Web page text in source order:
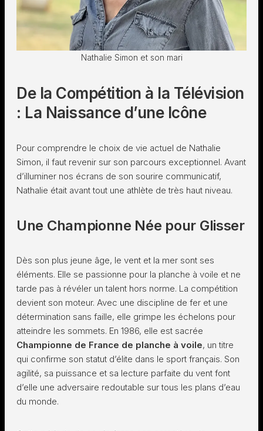
Nathalie Simon et son mari
De la Compétition à la Télévision
: La Naissance d’une Icône
Pour comprendre le choix de vie actuel de Nathalie
Simon, il faut revenir sur son parcours exceptionnel. Avant
d’illuminer nos écrans de son sourire communicatif,
Nathalie était avant tout une athlète de très haut niveau.
Une Championne Née pour Glisser
Dès son plus jeune âge, le vent et la mer sont ses
éléments. Elle se passionne pour la planche à voile et ne
tarde pas à révéler un talent hors norme. La compétition
devient son moteur. Avec une discipline de fer et une
détermination sans faille, elle grimpe les échelons pour
atteindre les sommets. En 1986, elle est sacrée
Championne de France de planche à voile, un titre
qui confirme son statut d’élite dans le sport français. Son
agilité, sa puissance et sa lecture parfaite du vent font
d’elle une adversaire redoutable sur tous les plans d’eau
du monde.